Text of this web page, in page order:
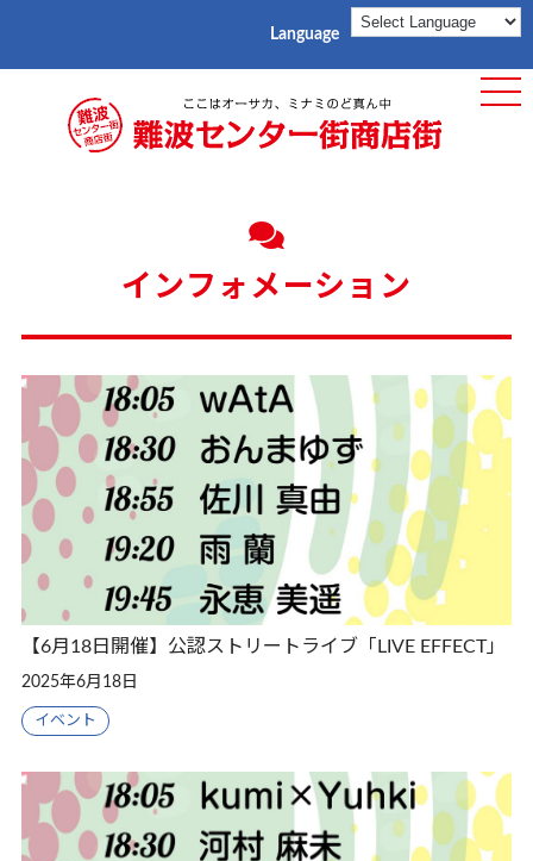
Language
インフォメーション
【6月18日開催】公認ストリートライブ「LIVE EFFECT」
2025年6月18日
イベント